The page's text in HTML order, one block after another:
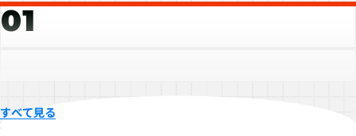
01
すべて見る